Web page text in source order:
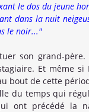
le dos du jeune
dans la nuit
le noir..."
son grand-
Et même
bout de cette
du temps qui
ont précédé la